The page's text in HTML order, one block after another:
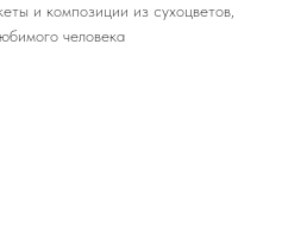
и композиции из сухоцветов,
человека